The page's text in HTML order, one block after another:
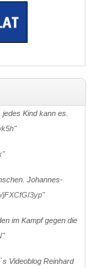
Kind kann es.
"
"
Johannes-
jFXCfGI3yp"
im Kampf gegen die
"
Videoblog Reinhard